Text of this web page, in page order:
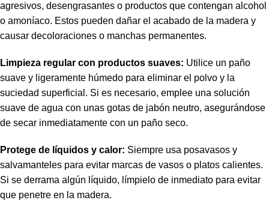
agresivos, desengrasantes o productos que contengan alcohol
o amoníaco. Estos pueden dañar el acabado de la madera y
causar decoloraciones o manchas permanentes.
Limpieza regular con productos suaves: Utilice un paño
suave y ligeramente húmedo para eliminar el polvo y la
suciedad superficial. Si es necesario, emplee una solución
suave de agua con unas gotas de jabón neutro, asegurándose
de secar inmediatamente con un paño seco.
Protege de líquidos y calor: Siempre usa posavasos y
salvamanteles para evitar marcas de vasos o platos calientes.
Si se derrama algún líquido, límpielo de inmediato para evitar
que penetre en la madera.